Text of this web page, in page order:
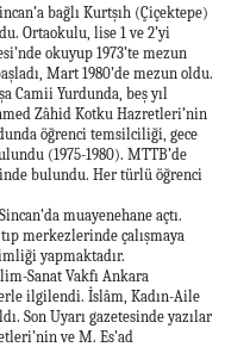
bağlı Kurtşıh (Çiçektepe)
Ortaokulu, lise 1 ve 2’yi
okuyup 1973’te mezun
Mart 1980’de mezun oldu.
Camii Yurdunda, beş yıl
Zâhid Kotku Hazretleri’nin
öğrenci temsilciliği, gece
(1975-1980). MTTB’de
bulundu. Her türlü öğrenci
muayenehane açtı.
merkezlerinde çalışmaya
yapmaktadır.
Sanat Vakfı Ankara
ilgilendi. İslâm, Kadın-Aile
Son Uyarı gazetesinde yazılar
ve M. Es’ad